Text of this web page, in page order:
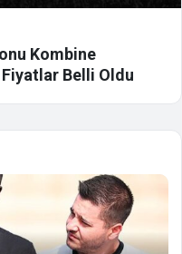
Kombine
Belli Oldu